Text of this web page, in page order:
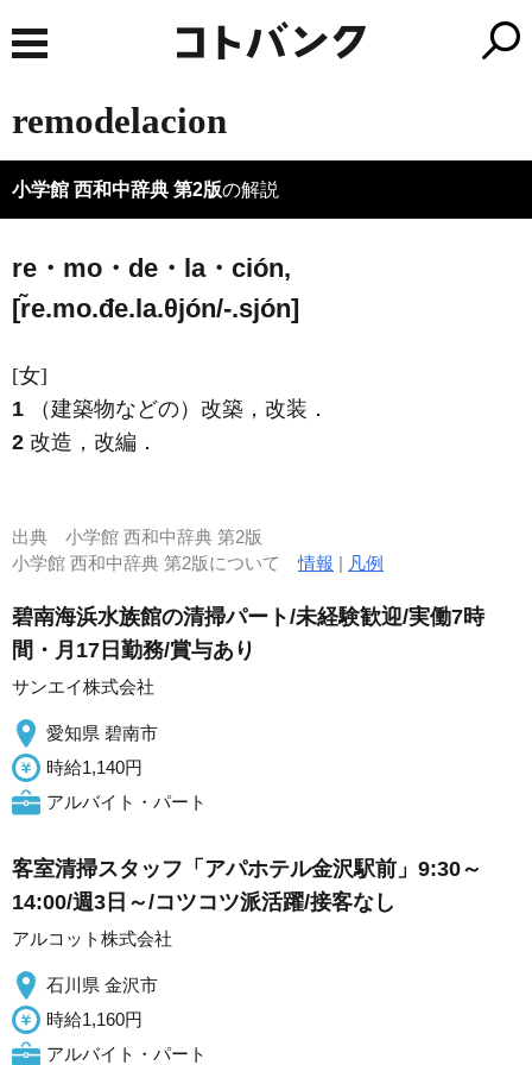
remodelacion
小学館 西和中辞典 第2版の解説
re・mo・de・la・ción,
[r̃e.mo.đe.la.θjón/-.sjón]
[女]
1 （建築物などの）改築，改装．
2 改造，改編．
出典 小学館 西和中辞典 第2版
小学館 西和中辞典 第2版について情報 | 凡例
碧南海浜水族館の清掃パート/未経験歓迎/実働7時
間・月17日勤務/賞与あり
サンエイ株式会社
愛知県 碧南市
時給1,140円
アルバイト・パート
客室清掃スタッフ「アパホテル金沢駅前」9:30～
14:00/週3日～/コツコツ派活躍/接客なし
アルコット株式会社
石川県 金沢市
時給1,160円
アルバイト・パート